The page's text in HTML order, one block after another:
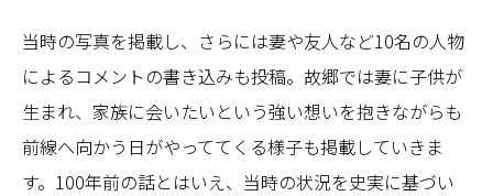
当時の写真を掲載し、さらには妻や友人など10名の人物
によるコメントの書き込みも投稿。故郷では妻に子供が
生まれ、家族に会いたいという強い想いを抱きながらも
前線へ向かう日がやっててくる様子も掲載していきま
す。100年前の話とはいえ、当時の状況を史実に基づい